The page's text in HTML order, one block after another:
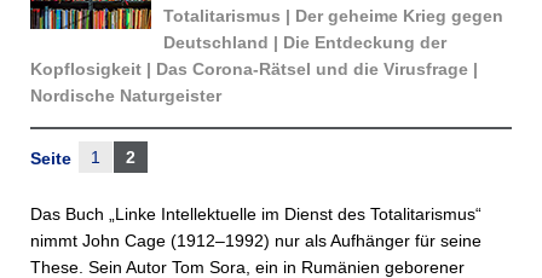
Totalitarismus | Der geheime Krieg gegen
Deutschland | Die Entdeckung der
Kopflosigkeit | Das Corona-Rätsel und die Virusfrage |
Nordische Naturgeister
Seite 1 2
Das Buch „Linke Intellektuelle im Dienst des Totalitarismus“
nimmt John Cage (1912–1992) nur als Aufhänger für seine
These. Sein Autor Tom Sora, ein in Rumänien geborener